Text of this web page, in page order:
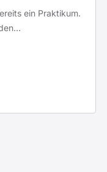
ein Praktikum.